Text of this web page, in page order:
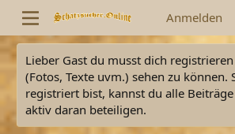
Anmelden
Lieber Gast du musst dich
(Fotos, Texte uvm.) sehen zu können.
registriert bist, kannst du alle
aktiv daran beteiligen.